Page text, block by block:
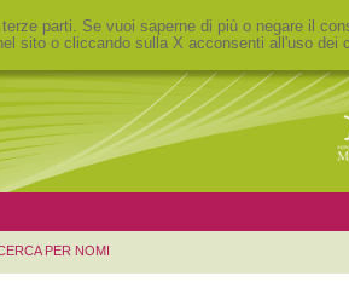
parti. Se vuoi saperne di più o negare il
sito o cliccando sulla X acconsenti all'uso dei
PER NOMI